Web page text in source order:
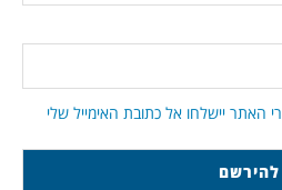
האתר יישלחו אל כתובת האימייל שלי